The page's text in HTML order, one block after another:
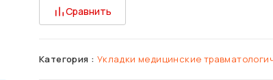
Сравнить
Категория : Укладки медицинские